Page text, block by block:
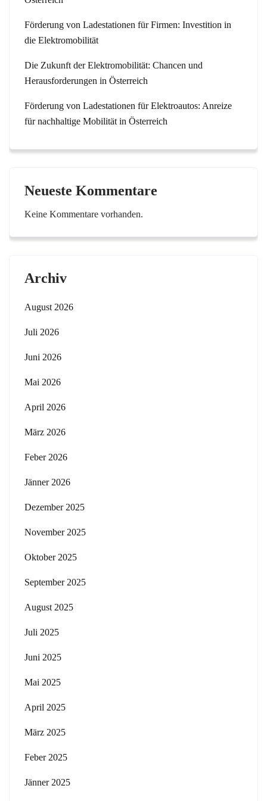
Förderung von Ladestationen für Firmen: Investition in
die Elektromobilität
Die Zukunft der Elektromobilität: Chancen und
Herausforderungen in Österreich
Förderung von Ladestationen für Elektroautos: Anreize
für nachhaltige Mobilität in Österreich
Neueste Kommentare
Keine Kommentare vorhanden.
Archiv
August 2026
Juli 2026
Juni 2026
Mai 2026
April 2026
März 2026
Feber 2026
Jänner 2026
Dezember 2025
November 2025
Oktober 2025
September 2025
August 2025
Juli 2025
Juni 2025
Mai 2025
April 2025
März 2025
Feber 2025
Jänner 2025